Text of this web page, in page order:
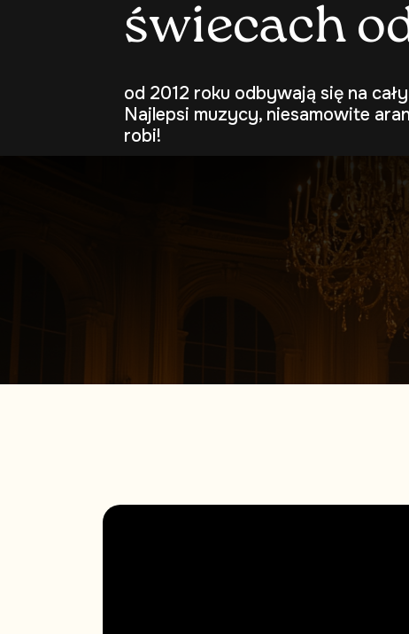
świecach o
od 2012 roku odbywają się na
Najlepsi muzycy, niesamowite
robi!